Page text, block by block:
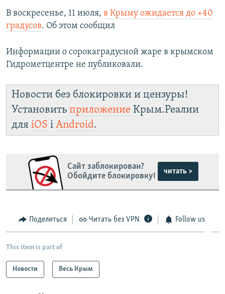
В воскресенье, 11 июля, в Крыму ожидается до +40
градусов. Об этом сообщил
Информации о сорокаградусной жаре в крымском
Гидрометцентре не публиковали.
Новости без блокировки и цензуры!
Установить приложение Крым.Реалии
для iOS і Android.
Сайт заблокирован?
Обойдите блокировку!
читать >
Поделиться Читать без VPN Follow us
This item is part of
Новости Весь Крым